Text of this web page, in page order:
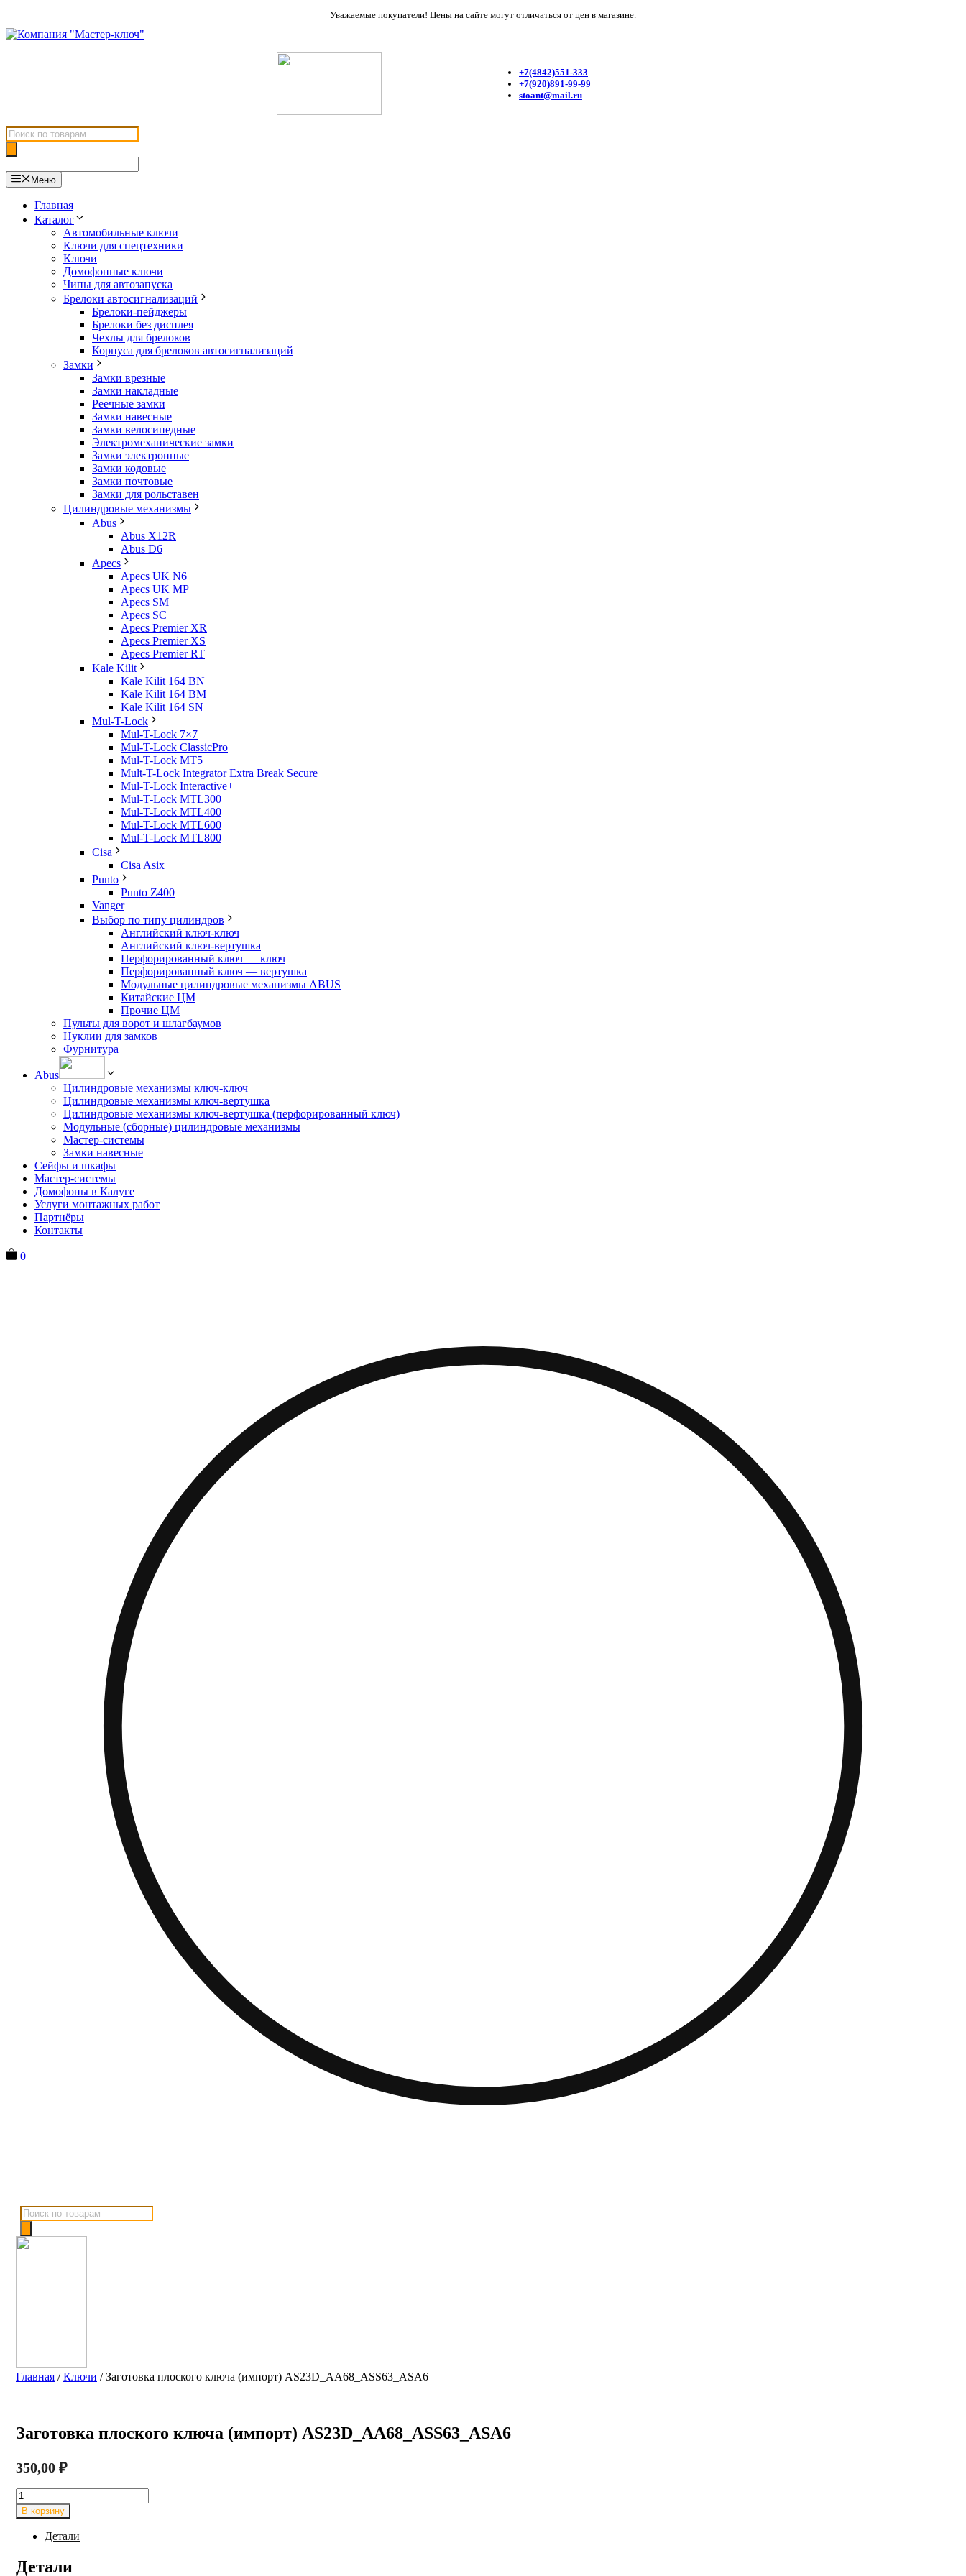
к
содержимому
Уважаемые покупатели! Цены на сайте могут отличаться от цен в магазине.
+7(4842)551-333
+7(920)891-99-99
stoant@mail.ru
Поиск
товаров
Меню
Главная
Каталог
Автомобильные ключи
Ключи для спецтехники
Ключи
Домофонные ключи
Чипы для автозапуска
Брелоки автосигнализаций
Брелоки-пейджеры
Брелоки без дисплея
Чехлы для брелоков
Корпуса для брелоков автосигнализаций
Замки
Замки врезные
Замки накладные
Реечные замки
Замки навесные
Замки велосипедные
Электромеханические замки
Замки электронные
Замки кодовые
Замки почтовые
Замки для рольставен
Цилиндровые механизмы
Abus
Abus X12R
Abus D6
Apecs
Apecs UK N6
Apecs UK MP
Apecs SM
Apecs SC
Apecs Premier XR
Apecs Premier XS
Apecs Premier RT
Kale Kilit
Kale Kilit 164 BN
Kale Kilit 164 BM
Kale Kilit 164 SN
Mul-T-Lock
Mul-T-Lock 7×7
Mul-T-Lock ClassicPro
Mul-T-Lock MT5+
Mult-T-Lock Integrator Extra Break Secure
Mul-T-Lock Interactive+
Mul-T-Lock MTL300
Mul-T-Lock MTL400
Mul-T-Lock MTL600
Mul-T-Lock MTL800
Cisa
Cisa Asix
Punto
Punto Z400
Vanger
Выбор по типу цилиндров
Английский ключ-ключ
Английский ключ-вертушка
Перфорированный ключ — ключ
Перфорированный ключ — вертушка
Модульные цилиндровые механизмы ABUS
Китайские ЦМ
Прочие ЦМ
Пульты для ворот и шлагбаумов
Нуклии для замков
Фурнитура
Abus
Цилиндровые механизмы ключ-ключ
Цилиндровые механизмы ключ-вертушка
Цилиндровые механизмы ключ-вертушка (перфорированный ключ)
Модульные (сборные) цилиндровые механизмы
Мастер-системы
Замки навесные
Сейфы и шкафы
Мастер-системы
Домофоны в Калуге
Услуги монтажных работ
Партнёры
Контакты
0
Поиск
товаров
Главная /Ключи / Заготовка плоского ключа (импорт) AS23D_AA68_ASS63_ASA6
Заготовка плоского ключа (импорт) AS23D_AA68_ASS63_ASA6
350,00 ₽
Количество
товара
Заготовка
плоского
ключа
(импорт)
AS23D_AA68_ASS63_ASA6
В корзину
Детали
Детали